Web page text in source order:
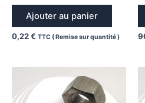
Ajouter au panier
0,22€ TTC ( Remise sur quantité )